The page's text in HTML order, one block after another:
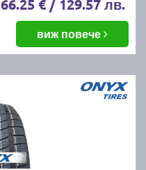
66.25 € / 129.57 лв.
виж повече